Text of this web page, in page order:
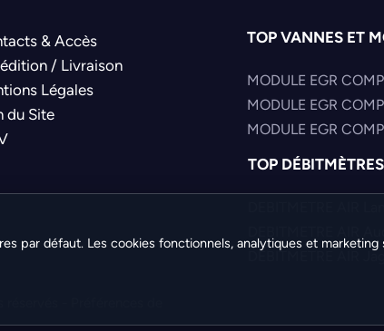
& Accès
/ Livraison
Légales
du Site
TOP VANNES ET
MODULE EGR
MODULE EGR
MODULE EGR
TOP
DEBITMETRE AIR
par défaut. Les cookies fonctionnels, analytiques et